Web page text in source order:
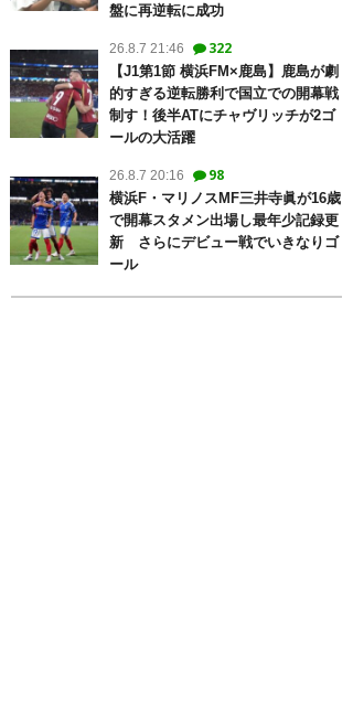
盤に再逆転に成功
26.8.7 21:46 322
【J1第1節 横浜FM×鹿島】鹿島が劇
的すぎる逆転勝利で国立での開幕戦
制す！後半ATにチャヴリッチが2ゴ
ールの大活躍
26.8.7 20:16 98
横浜F・マリノスMF三井寺眞が16歳
で開幕スタメン出場し最年少記録更
新 さらにデビュー戦でいきなりゴ
ール